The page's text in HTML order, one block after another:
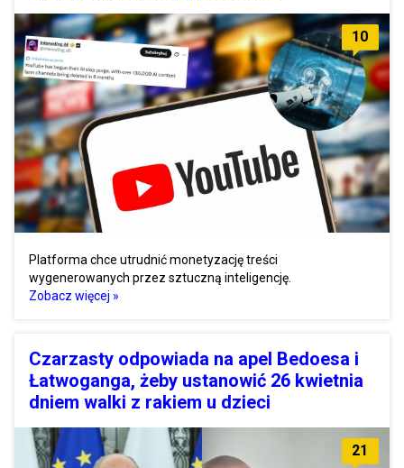
10
Platforma chce utrudnić monetyzację treści
wygenerowanych przez sztuczną inteligencję.
Zobacz więcej »
Czarzasty odpowiada na apel Bedoesa i
Łatwoganga, żeby ustanowić 26 kwietnia
dniem walki z rakiem u dzieci
21